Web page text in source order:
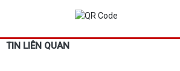
TIN LIÊN QUAN